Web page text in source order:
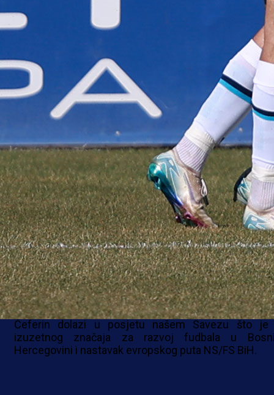
PREDSJEDNIK FSBiH
Predsjednik UEFA Aleksander Čeferin upravo je
Međunarodni aerodrom Sarajevo gdje ga je
predsjednik NS/FS BiH Vico Zeljković.
Čeferin dolazi u posjetu našem Savezu što je
izuzetnog značaja za razvoj fudbala u
Hercegovini i nastavak evropskog puta NS/FS BiH.